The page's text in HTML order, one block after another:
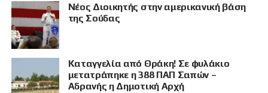
Νέος Διοικητής στην αμερικανική βάση
της Σούδας
Καταγγελία από Θράκη! Σε φυλάκιο
μετατράπηκε η 388 ΠΑΠ Σαπών –
Αδρανής η Δημοτική Αρχή